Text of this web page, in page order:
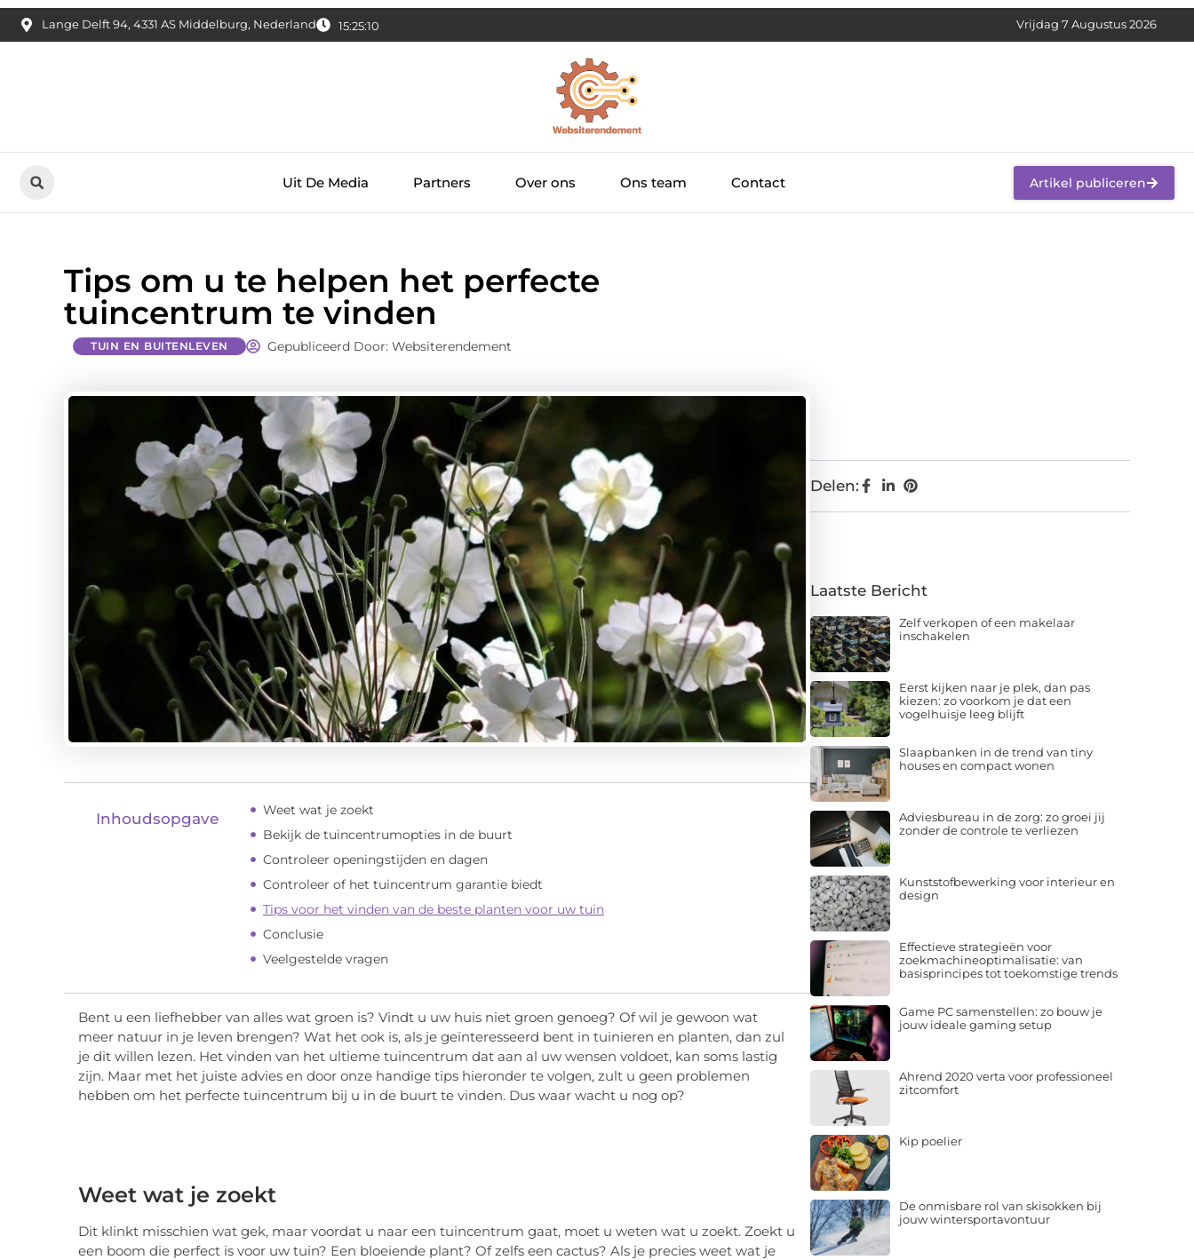
Lange Delft 94, 4331 AS Middelburg, Nederland 15:25:11 Vrijdag 7 Augustus 2026
Uit De Media Partners Over ons Ons team Contact Artikel publiceren
Tips om u te helpen het perfecte
tuincentrum te vinden
TUIN EN BUITENLEVEN Gepubliceerd Door: Websiterendement
Inhoudsopgave
Weet wat je zoekt
Bekijk de tuincentrumopties in de buurt
Controleer openingstijden en dagen
Controleer of het tuincentrum garantie biedt
Tips voor het vinden van de beste planten voor uw tuin
Conclusie
Veelgestelde vragen
Bent u een liefhebber van alles wat groen is? Vindt u uw huis niet groen genoeg? Of wil je gewoon wat
meer natuur in je leven brengen? Wat het ook is, als je geïnteresseerd bent in tuinieren en planten, dan zul
je dit willen lezen. Het vinden van het ultieme tuincentrum dat aan al uw wensen voldoet, kan soms lastig
zijn. Maar met het juiste advies en door onze handige tips hieronder te volgen, zult u geen problemen
hebben om het perfecte tuincentrum bij u in de buurt te vinden. Dus waar wacht u nog op?
Weet wat je zoekt
Dit klinkt misschien wat gek, maar voordat u naar een tuincentrum gaat, moet u weten wat u zoekt. Zoekt u
een boom die perfect is voor uw tuin? Een bloeiende plant? Of zelfs een cactus? Als je precies weet wat je
Delen:
Laatste Bericht
Zelf verkopen of een makelaar
inschakelen
Eerst kijken naar je plek, dan pas
kiezen: zo voorkom je dat een
vogelhuisje leeg blijft
Slaapbanken in de trend van tiny
houses en compact wonen
Adviesbureau in de zorg: zo groei jij
zonder de controle te verliezen
Kunststofbewerking voor interieur en
design
Effectieve strategieën voor
zoekmachineoptimalisatie: van
basisprincipes tot toekomstige trends
Game PC samenstellen: zo bouw je
jouw ideale gaming setup
Ahrend 2020 verta voor professioneel
zitcomfort
Kip poelier
De onmisbare rol van skisokken bij
jouw wintersportavontuur